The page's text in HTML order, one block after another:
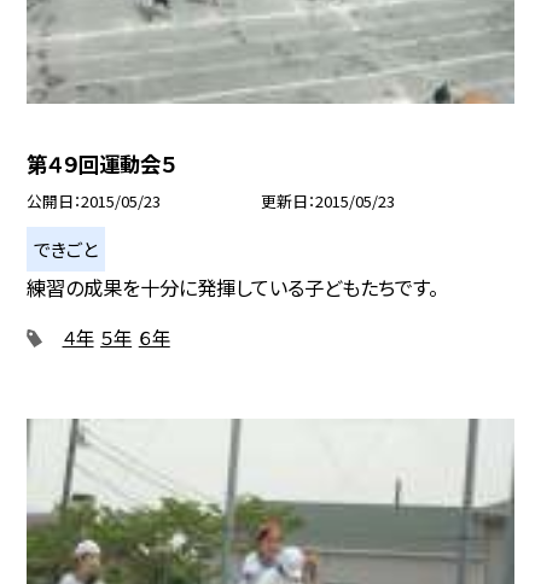
第４９回運動会５
公開日 2015/05/23 更新日 2015/05/23
できごと
練習の成果を十分に発揮している子どもたちです。
４年 ５年 ６年